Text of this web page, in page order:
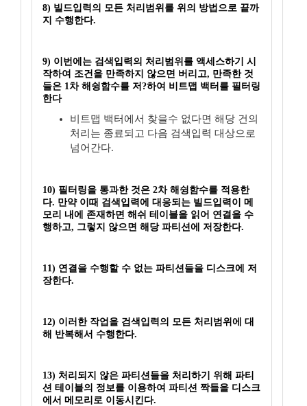
8) 빌드입력의 모든 처리범위를 위의 방법으로 끝까
지 수행한다.
9) 이번에는 검색입력의 처리범위를 액세스하기 시
작하여 조건을 만족하지 않으면 버리고, 만족한 것
들은 1차 해슁함수를 저?하여 비트맵 백터를 필터링
한다
비트맵 백터에서 찾을수 없다면 해당 건의
처리는 종료되고 다음 검색입력 대상으로
넘어간다.
10) 필터링을 통과한 것은 2차 해슁함수를 적용한
다. 만약 이때 검색입력에 대응되는 빌드입력이 메
모리 내에 존재하면 해쉬 테이블을 읽어 연결을 수
행하고, 그렇지 않으면 해당 파티션에 저장한다.
11) 연결을 수행할 수 없는 파티션들을 디스크에 저
장한다.
12) 이러한 작업을 검색입력의 모든 처리범위에 대
해 반복해서 수행한다.
13) 처리되지 않은 파티션들을 처리하기 위해 파티
션 테이블의 정보를 이용하여 파티션 짝들을 디스크
에서 메모리로 이동시킨다.